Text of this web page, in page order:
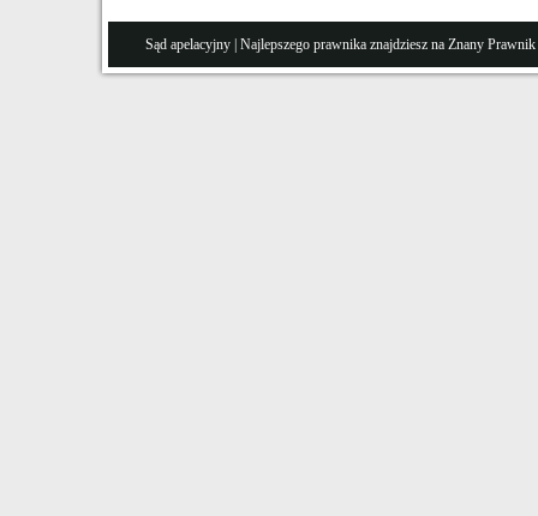
Sąd apelacyjny | Najlepszego prawnika znajdziesz na Znany Prawnik